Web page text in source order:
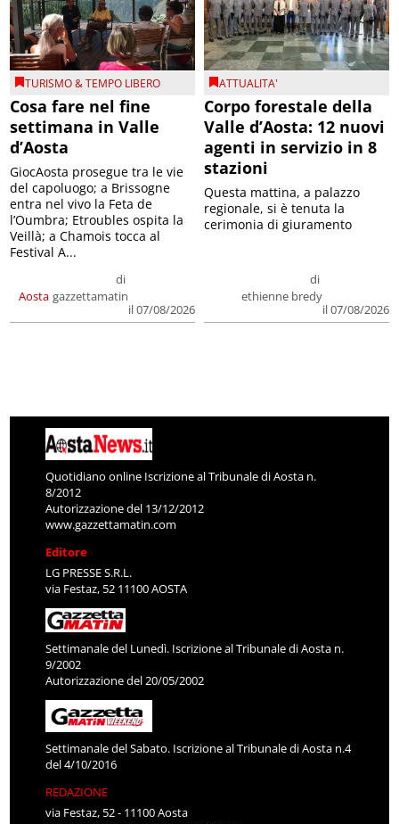
TURISMO & TEMPO LIBERO
Cosa fare nel fine
settimana in Valle
d’Aosta
Aosta
di
gazzettamatin
il 07/08/2026
GiocAosta prosegue tra le vie
del capoluogo; a Brissogne
entra nel vivo la Feta de
l’Oumbra; Etroubles ospita la
Veillà; a Chamois tocca al
Festival A...
ATTUALITA'
Corpo forestale della
Valle d’Aosta: 12 nuovi
agenti in servizio in 8
stazioni
di
ethienne bredy
il 07/08/2026
Questa mattina, a palazzo
regionale, si è tenuta la
cerimonia di giuramento
Quotidiano online Iscrizione al Tribunale di Aosta n.
8/2012
Autorizzazione del 13/12/2012
www.gazzettamatin.com
Editore
LG PRESSE S.R.L.
via Festaz, 52 11100 AOSTA
Settimanale del Lunedì. Iscrizione al Tribunale di Aosta n.
9/2002
Autorizzazione del 20/05/2002
Settimanale del Sabato. Iscrizione al Tribunale di Aosta n.4
del 4/10/2016
REDAZIONE
via Festaz, 52 - 11100 Aosta